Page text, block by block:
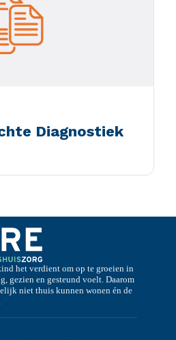
Diagnostiek
het verdient om op te groeien in
gezien en gesteund voelt. Daarom
niet thuis kunnen wonen én de